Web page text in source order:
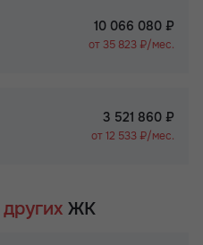
10 066 080 ₽
от 35 823 ₽/мес.
3 521 860 ₽
от 12 533 ₽/мес.
других ЖК